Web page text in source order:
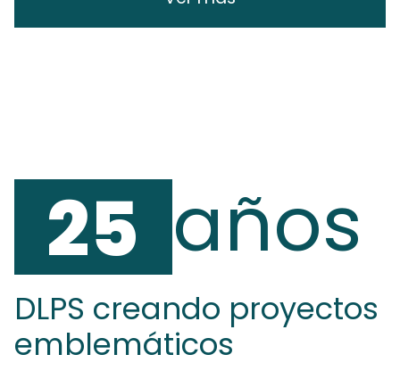
25 años
DLPS creando proyectos
emblemáticos